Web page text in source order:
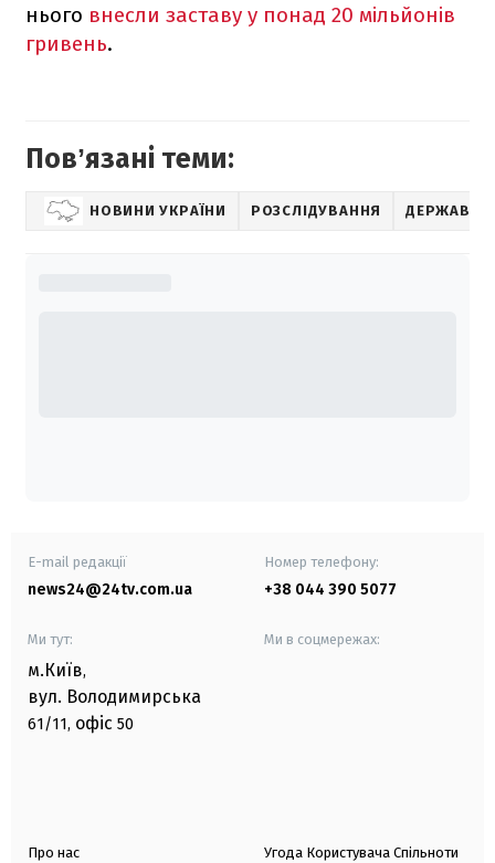
нього внесли заставу у понад 20 мільйонів
гривень.
Повʼязані теми:
НОВИНИ УКРАЇНИ РОЗСЛІДУВАННЯ ДЕРЖАВНЕ
E-mail редакції
news24@24tv.com.ua
Номер телефону:
+38 044 390 5077
Ми тут:
м.Київ,
вул. Володимирська
61/11, офіс 50
Ми в соцмережах:
Про нас Угода Користувача Спільноти